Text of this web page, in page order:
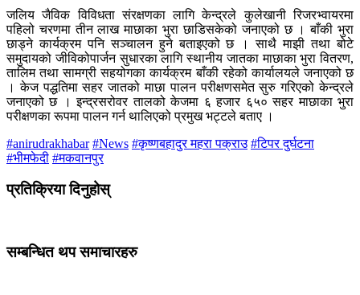
जलिय जैविक विविधता संरक्षणका लागि केन्द्रले कुलेखानी रिजरभ्वायरमा
पहिलो चरणमा तीन लाख माछाका भुरा छाडिसकेको जनाएको छ । बाँकी भुरा
छाड्ने कार्यक्रम पनि सञ्चालन हुने बताइएको छ । साथै माझी तथा बोटे
समुदायको जीविकोपार्जन सुधारका लागि स्थानीय जातका माछाका भुरा वितरण,
तालिम तथा सामग्री सहयोगका कार्यक्रम बाँकी रहेको कार्यालयले जनाएको छ
। केज पद्धतिमा सहर जातको माछा पालन परीक्षणसमेत सुरु गरिएको केन्द्रले
जनाएको छ । इन्द्रसरोवर तालको केजमा ६ हजार ६५० सहर माछाका भुरा
परीक्षणका रूपमा पालन गर्न थालिएको प्रमुख भट्टले बताए ।
#anirudrakhabar #News #कृष्णबहादुर महरा पक्राउ #टिपर दुर्घटना
#भीमफेदी #मकवानपुर
प्रतिक्रिया दिनुहोस्
सम्बन्धित थप समाचारहरु